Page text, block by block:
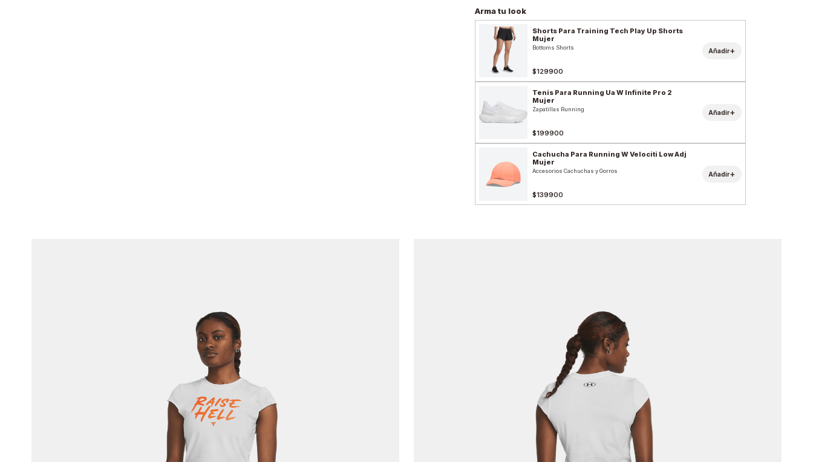
Arma tu look
Shorts Para Training Tech Play Up Shorts
Mujer
Bottoms Shorts
$129900
Añadir+
Tenis Para Running Ua W Infinite Pro 2
Mujer
Zapatillas Running
$199900
Añadir+
Cachucha Para Running W Velociti Low Adj
Mujer
Accesorios Cachuchas y Gorros
$139900
Añadir+